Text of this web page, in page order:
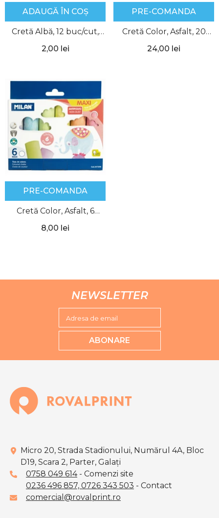
ADAUGĂ ÎN COȘ
Cretă Albă, 12 buc/cut,
Ecada
2,00 lei
PRE-COMANDA
Cretă Color, Asfalt, 20
buc/cut, Milan
24,00 lei
PRE-COMANDA
Cretă Color, Asfalt, 6
culori/cut, Milan
8,00 lei
NEWSLETTER
Adresa de email
ABONARE
Micro 20, Strada Stadionului, Numărul 4A, Bloc
D19, Scara 2, Parter, Galaţi
0758 049 614- Comenzi site
0236 496 857, 0726 343 503 - Contact
comercial@rovalprint.ro